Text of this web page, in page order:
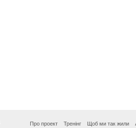
Про проект Тренінг Щоб ми так жили